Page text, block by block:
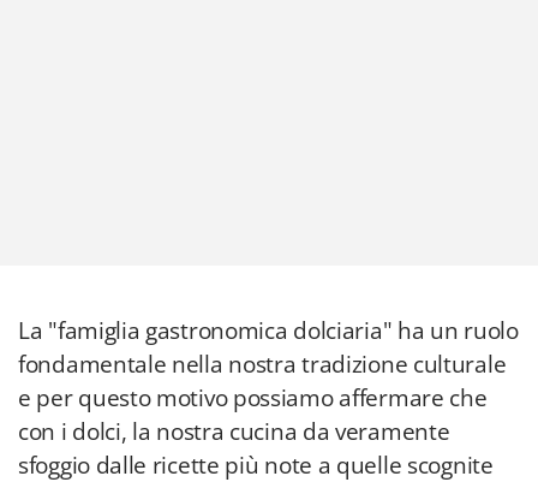
La "famiglia gastronomica dolciaria" ha un ruolo
fondamentale nella nostra tradizione culturale
e per questo motivo possiamo affermare che
con i dolci, la nostra cucina da veramente
sfoggio dalle ricette più note a quelle scognite